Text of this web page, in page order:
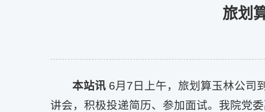
旅划
本站讯 6月7日上午，旅划算玉林公司
讲会，积极投递简历、参加面试。我院党